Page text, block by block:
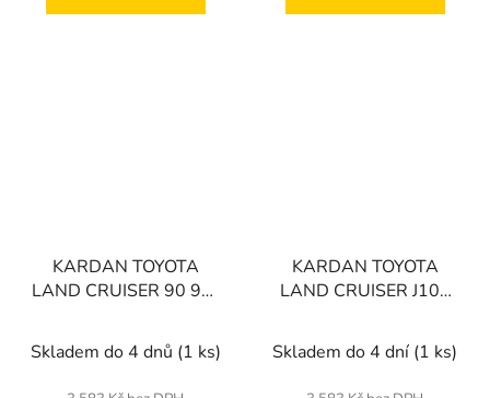
KARDAN TOYOTA
LAND CRUISER 90 99-
Skladem do 4 dnů (1 ks)
KARDAN TOYOTA
LAND CRUISER J100
Skladem do 4 dní (1 ks)